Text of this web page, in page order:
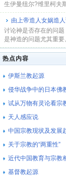
生伊曼纽尔?维里柯夫
论，用地球...
由上帝造人女娲造
讨论神是否存在的问
是神造的问题尤其重
的，人就没有...
热点内容
伊斯兰教起源
侵华战争中的日本佛
试从万物有灵论看宗
天人感应说
中国宗教现状及发展
关于宗教的“两重性”
近代中国教育与宗教
基督教起源